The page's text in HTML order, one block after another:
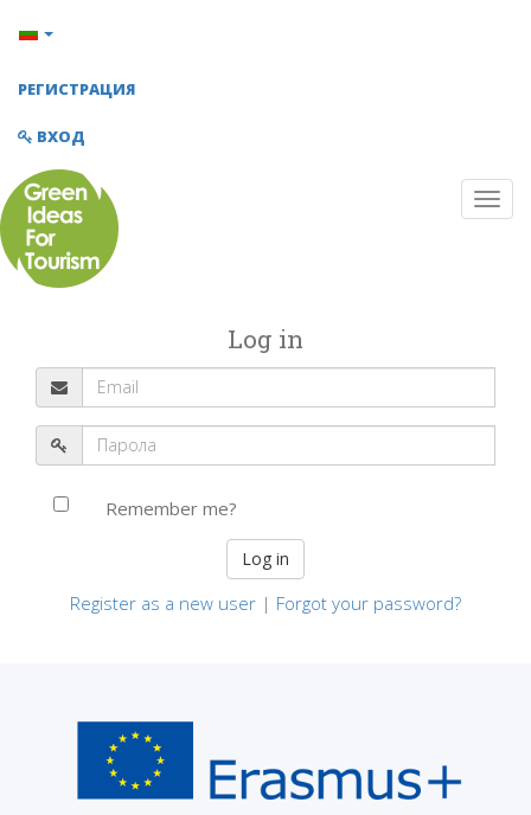
РЕГИСТРАЦИЯ
ВХОД
Log in
Remember me?
Register as a new user | Forgot your password?